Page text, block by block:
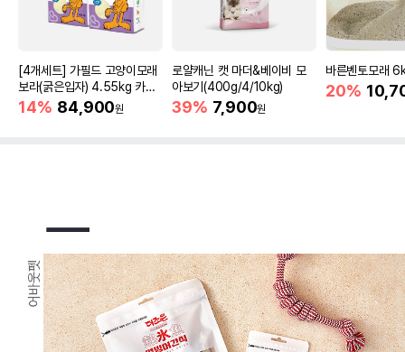
[4개세트] 가필드 고양이모래
보라(굵은입자) 4.55kg 카사
바모래
14% 84,900원
로얄캐닌 캣 마더&베이비 모
아보기(400g/4/10kg)
39% 7,900원
바른벤토모래
20%